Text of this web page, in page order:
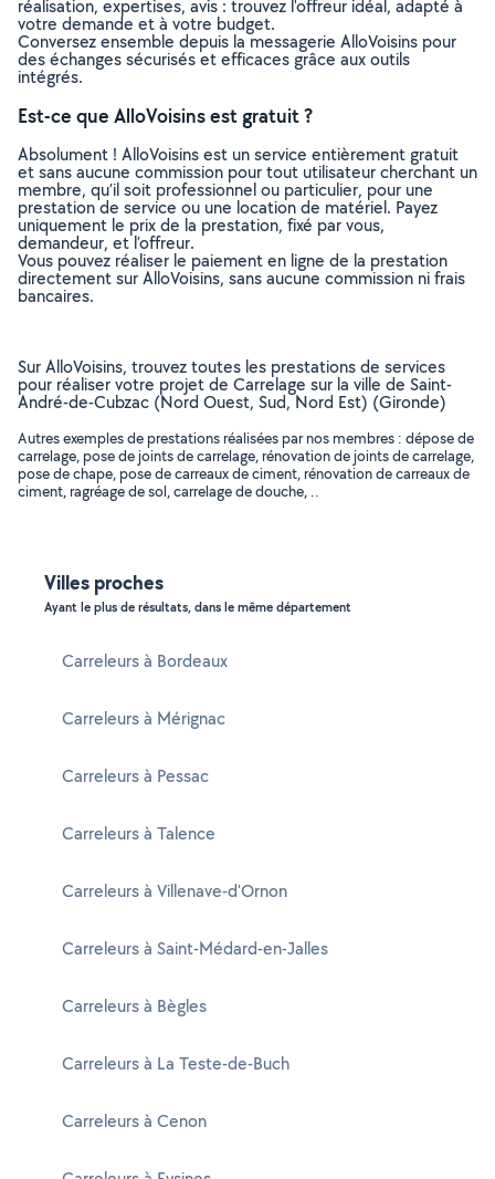
réalisation, expertises, avis : trouvez l'offreur idéal, adapté à
votre demande et à votre budget.
Conversez ensemble depuis la messagerie AlloVoisins pour
des échanges sécurisés et efficaces grâce aux outils
intégrés.
Est-ce que AlloVoisins est gratuit ?
Absolument ! AlloVoisins est un service entièrement gratuit
et sans aucune commission pour tout utilisateur cherchant un
membre, qu’il soit professionnel ou particulier, pour une
prestation de service ou une location de matériel. Payez
uniquement le prix de la prestation, fixé par vous,
demandeur, et l’offreur.
Vous pouvez réaliser le paiement en ligne de la prestation
directement sur AlloVoisins, sans aucune commission ni frais
bancaires.
Sur AlloVoisins, trouvez toutes les prestations de services
pour réaliser votre projet de Carrelage sur la ville de Saint-
André-de-Cubzac (Nord Ouest, Sud, Nord Est) (Gironde)
Autres exemples de prestations réalisées par nos membres : dépose de
carrelage, pose de joints de carrelage, rénovation de joints de carrelage,
pose de chape, pose de carreaux de ciment, rénovation de carreaux de
ciment, ragréage de sol, carrelage de douche, ..
Villes proches
Ayant le plus de résultats, dans le même département
Carreleurs à Bordeaux
Carreleurs à Mérignac
Carreleurs à Pessac
Carreleurs à Talence
Carreleurs à Villenave-d'Ornon
Carreleurs à Saint-Médard-en-Jalles
Carreleurs à Bègles
Carreleurs à La Teste-de-Buch
Carreleurs à Cenon